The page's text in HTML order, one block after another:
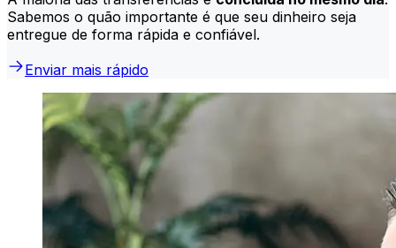
Sabemos o quão importante é que seu dinheiro seja
entregue de forma rápida e confiável.
Enviar mais rápido